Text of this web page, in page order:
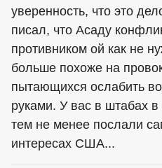
уверенность, что это
писал, что Асаду
противником ой как не
больше похоже на
пытающихся ослабить
руками. У вас в штабах в
тем не менее послали
интересах США...